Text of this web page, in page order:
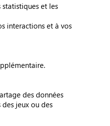
statistiques et les
interactions et à vos
des données
jeux ou des